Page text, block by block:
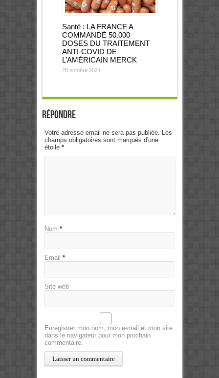
Santé : LA FRANCE A
COMMANDÉ 50.000
DOSES DU TRAITEMENT
ANTI-COVID DE
L’AMÉRICAIN MERCK
28 octobre 2021
Répondre
Votre adresse email ne sera pas publiée. Les
champs obligatoires sont marqués d'une
étoile *
Nom *
Email *
Site web
Enregistrer mon nom, mon e-mail et mon site
dans le navigateur pour mon prochain
commentaire.